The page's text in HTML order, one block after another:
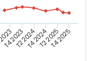
T4 2023T2 2024T4 2024T2 2025T4 2025